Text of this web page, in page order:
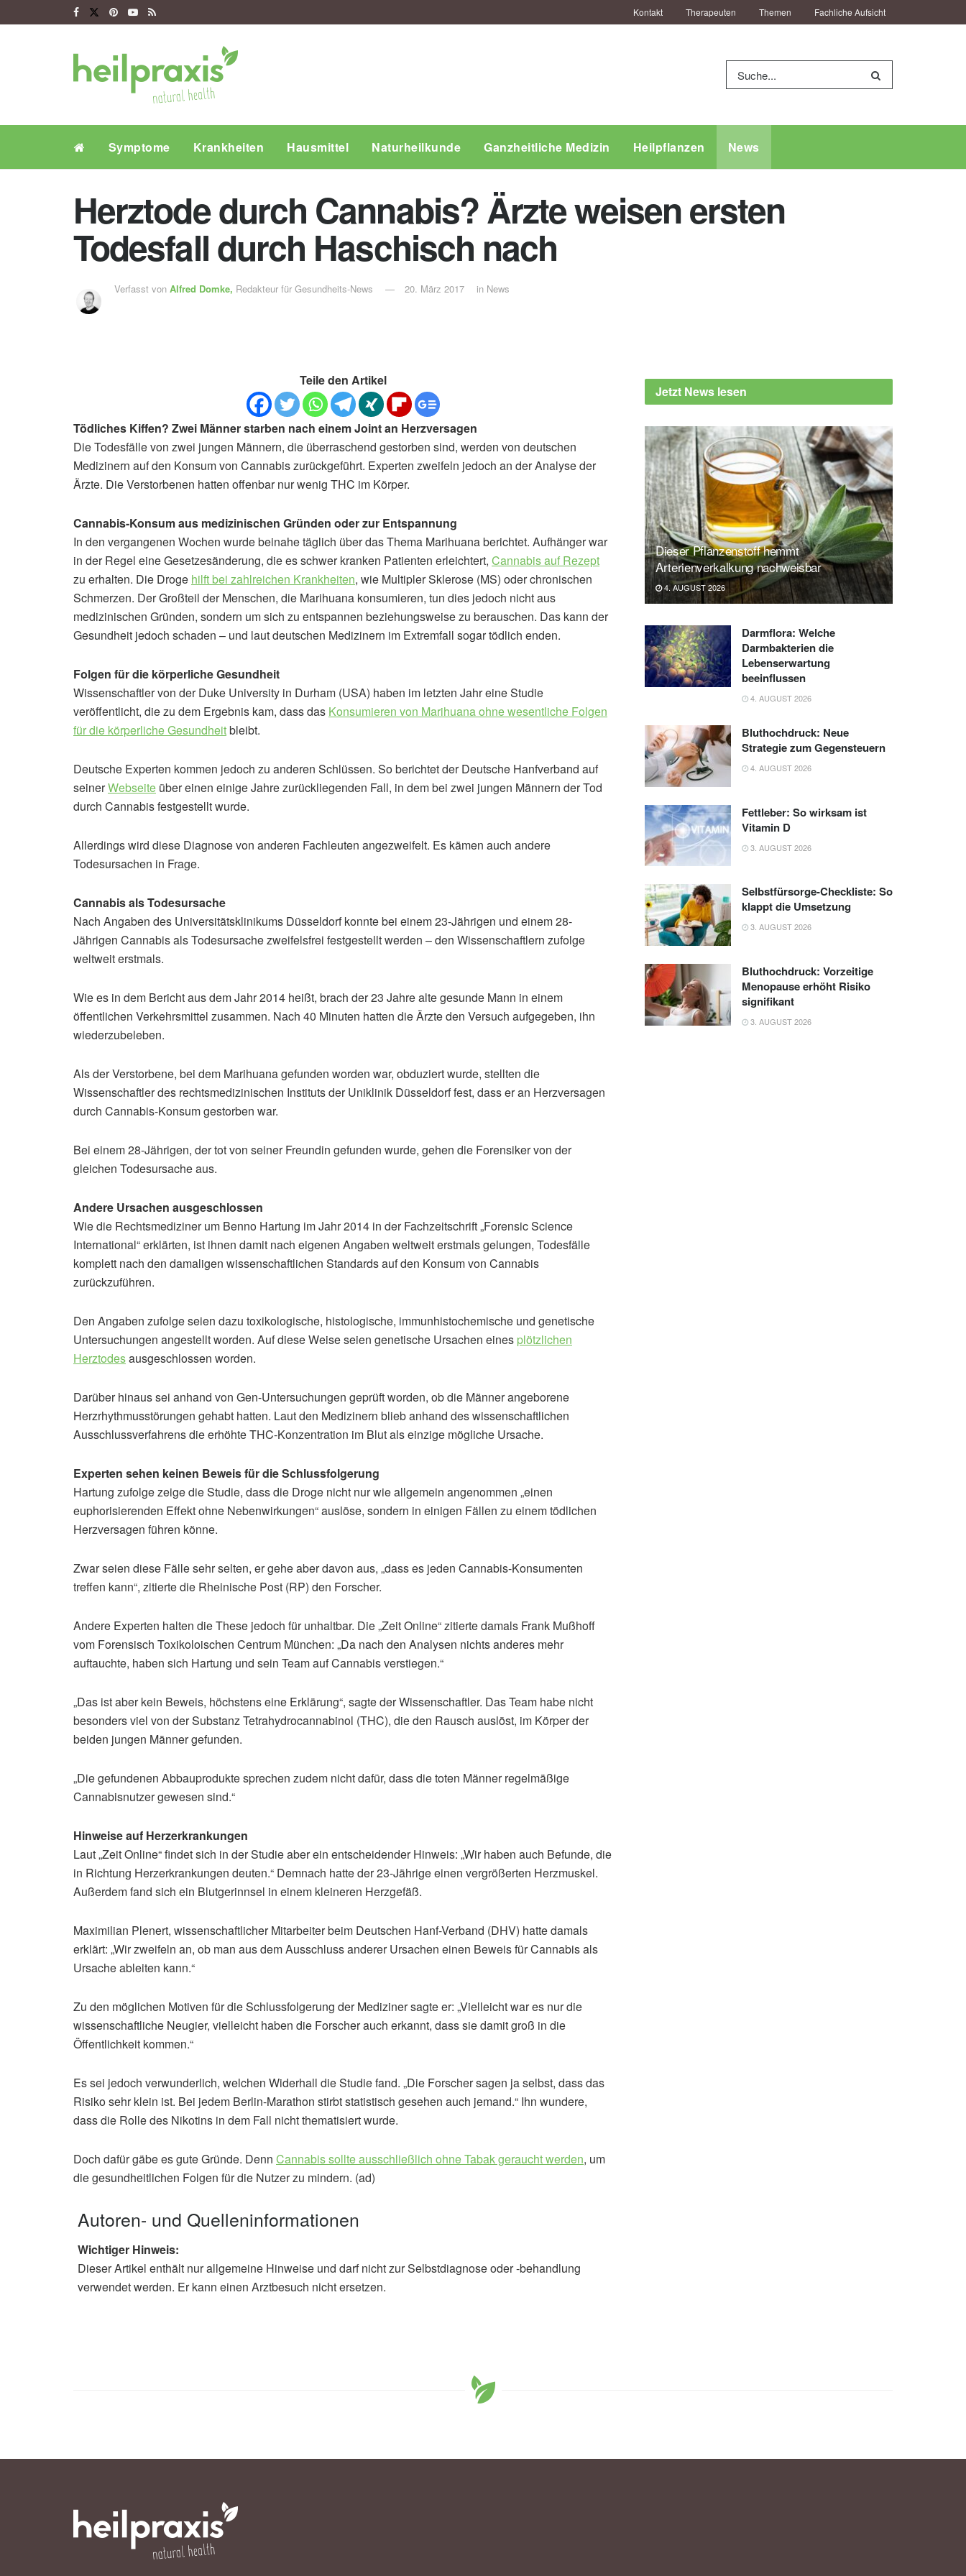
Kontakt Therapeuten Themen Fachliche Aufsicht
Symptome Krankheiten Hausmittel Naturheilkunde Ganzheitliche Medizin Heilpflanzen News
Herztode durch Cannabis? Ärzte weisen ersten
Todesfall durch Haschisch nach
Verfasst von Alfred Domke, Redakteur für Gesundheits-News 20. März 2017 in News
Teile den Artikel
Tödliches Kiffen? Zwei Männer starben nach einem Joint an Herzversagen
Die Todesfälle von zwei jungen Männern, die überraschend gestorben sind, werden von deutschen
Medizinern auf den Konsum von Cannabis zurückgeführt. Experten zweifeln jedoch an der Analyse der
Ärzte. Die Verstorbenen hatten offenbar nur wenig THC im Körper.
Cannabis-Konsum aus medizinischen Gründen oder zur Entspannung
In den vergangenen Wochen wurde beinahe täglich über das Thema Marihuana berichtet. Aufhänger war
in der Regel eine Gesetzesänderung, die es schwer kranken Patienten erleichtert, Cannabis auf Rezept
zu erhalten. Die Droge hilft bei zahlreichen Krankheiten, wie Multipler Sklerose (MS) oder chronischen
Schmerzen. Der Großteil der Menschen, die Marihuana konsumieren, tun dies jedoch nicht aus
medizinischen Gründen, sondern um sich zu entspannen beziehungsweise zu berauschen. Das kann der
Gesundheit jedoch schaden – und laut deutschen Medizinern im Extremfall sogar tödlich enden.
Folgen für die körperliche Gesundheit
Wissenschaftler von der Duke University in Durham (USA) haben im letzten Jahr eine Studie
veröffentlicht, die zu dem Ergebnis kam, dass das Konsumieren von Marihuana ohne wesentliche Folgen
für die körperliche Gesundheitbleibt.
Deutsche Experten kommen jedoch zu anderen Schlüssen. So berichtet der Deutsche Hanfverband auf
seinerWebseite über einen einige Jahre zurückliegenden Fall, in dem bei zwei jungen Männern der Tod
durch Cannabis festgestellt wurde.
Allerdings wird diese Diagnose von anderen Fachleuten angezweifelt. Es kämen auch andere
Todesursachen in Frage.
Cannabis als Todesursache
Nach Angaben des Universitätsklinikums Düsseldorf konnte bei einem 23-Jährigen und einem 28-
Jährigen Cannabis als Todesursache zweifelsfrei festgestellt werden – den Wissenschaftlern zufolge
weltweit erstmals.
Wie es in dem Bericht aus dem Jahr 2014 heißt, brach der 23 Jahre alte gesunde Mann in einem
öffentlichen Verkehrsmittel zusammen. Nach 40 Minuten hatten die Ärzte den Versuch aufgegeben, ihn
wiederzubeleben.
Als der Verstorbene, bei dem Marihuana gefunden worden war, obduziert wurde, stellten die
Wissenschaftler des rechtsmedizinischen Instituts der Uniklinik Düsseldorf fest, dass er an Herzversagen
durch Cannabis-Konsum gestorben war.
Bei einem 28-Jährigen, der tot von seiner Freundin gefunden wurde, gehen die Forensiker von der
gleichen Todesursache aus.
Andere Ursachen ausgeschlossen
Wie die Rechtsmediziner um Benno Hartung im Jahr 2014 in der Fachzeitschrift „Forensic Science
International“ erklärten, ist ihnen damit nach eigenen Angaben weltweit erstmals gelungen, Todesfälle
komplett nach den damaligen wissenschaftlichen Standards auf den Konsum von Cannabis
zurückzuführen.
Den Angaben zufolge seien dazu toxikologische, histologische, immunhistochemische und genetische
Untersuchungen angestellt worden. Auf diese Weise seien genetische Ursachen eines plötzlichen
Herztodesausgeschlossen worden.
Darüber hinaus sei anhand von Gen-Untersuchungen geprüft worden, ob die Männer angeborene
Herzrhythmusstörungen gehabt hatten. Laut den Medizinern blieb anhand des wissenschaftlichen
Ausschlussverfahrens die erhöhte THC-Konzentration im Blut als einzige mögliche Ursache.
Experten sehen keinen Beweis für die Schlussfolgerung
Hartung zufolge zeige die Studie, dass die Droge nicht nur wie allgemein angenommen „einen
euphorisierenden Effekt ohne Nebenwirkungen“ auslöse, sondern in einigen Fällen zu einem tödlichen
Herzversagen führen könne.
Zwar seien diese Fälle sehr selten, er gehe aber davon aus, „dass es jeden Cannabis-Konsumenten
treffen kann“, zitierte die Rheinische Post (RP) den Forscher.
Andere Experten halten die These jedoch für unhaltbar. Die „Zeit Online“ zitierte damals Frank Mußhoff
vom Forensisch Toxikoloischen Centrum München: „Da nach den Analysen nichts anderes mehr
auftauchte, haben sich Hartung und sein Team auf Cannabis verstiegen.“
„Das ist aber kein Beweis, höchstens eine Erklärung“, sagte der Wissenschaftler. Das Team habe nicht
besonders viel von der Substanz Tetrahydrocannabinol (THC), die den Rausch auslöst, im Körper der
beiden jungen Männer gefunden.
„Die gefundenen Abbauprodukte sprechen zudem nicht dafür, dass die toten Männer regelmäßige
Cannabisnutzer gewesen sind.“
Hinweise auf Herzerkrankungen
Laut „Zeit Online“ findet sich in der Studie aber ein entscheidender Hinweis: „Wir haben auch Befunde, die
in Richtung Herzerkrankungen deuten.“ Demnach hatte der 23-Jährige einen vergrößerten Herzmuskel.
Außerdem fand sich ein Blutgerinnsel in einem kleineren Herzgefäß.
Maximilian Plenert, wissenschaftlicher Mitarbeiter beim Deutschen Hanf-Verband (DHV) hatte damals
erklärt: „Wir zweifeln an, ob man aus dem Ausschluss anderer Ursachen einen Beweis für Cannabis als
Ursache ableiten kann.“
Zu den möglichen Motiven für die Schlussfolgerung der Mediziner sagte er: „Vielleicht war es nur die
wissenschaftliche Neugier, vielleicht haben die Forscher auch erkannt, dass sie damit groß in die
Öffentlichkeit kommen.“
Es sei jedoch verwunderlich, welchen Widerhall die Studie fand. „Die Forscher sagen ja selbst, dass das
Risiko sehr klein ist. Bei jedem Berlin-Marathon stirbt statistisch gesehen auch jemand.“ Ihn wundere,
dass die Rolle des Nikotins in dem Fall nicht thematisiert wurde.
Doch dafür gäbe es gute Gründe. Denn Cannabis sollte ausschließlich ohne Tabak geraucht werden, um
die gesundheitlichen Folgen für die Nutzer zu mindern. (ad)
Autoren- und Quelleninformationen
Wichtiger Hinweis:
Dieser Artikel enthält nur allgemeine Hinweise und darf nicht zur Selbstdiagnose oder -behandlung
verwendet werden. Er kann einen Arztbesuch nicht ersetzen.
Jetzt News lesen
Dieser Pflanzenstoff hemmt
Arterienverkalkung nachweisbar
4. AUGUST 2026
Darmflora: Welche
Darmbakterien die
Lebenserwartung
beeinflussen
4. AUGUST 2026
Bluthochdruck: Neue
Strategie zum Gegensteuern
4. AUGUST 2026
Fettleber: So wirksam ist
Vitamin D
3. AUGUST 2026
Selbstfürsorge-Checkliste: So
klappt die Umsetzung
3. AUGUST 2026
Bluthochdruck: Vorzeitige
Menopause erhöht Risiko
signifikant
3. AUGUST 2026